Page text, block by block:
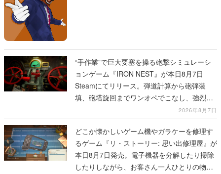
“手作業”で巨大要塞を操る砲撃シミュレーシ
ョンゲーム『IRON NEST』が本日8月7日
Steamにてリリース。弾道計算から砲弾装
填、砲塔旋回までワンオペでこなし、強烈な
一撃をブチかませるロマンある作品2026年8月7日
どこか懐かしいゲーム機やガラケーを修理す
るゲーム『リ・ストーリー: 思い出修理屋』が
本日8月7日発売。電子機器を分解したり掃除
したりしながら、お客さん一人ひとりの物語